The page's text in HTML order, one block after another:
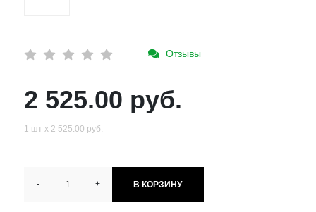
Отзывы
2 525.00 руб.
1 шт х 2 525.00 руб.
- + В КОРЗИНУ